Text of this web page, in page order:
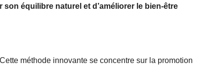
équilibre naturel et d’améliorer le bien-être
méthode innovante se concentre sur la promotion